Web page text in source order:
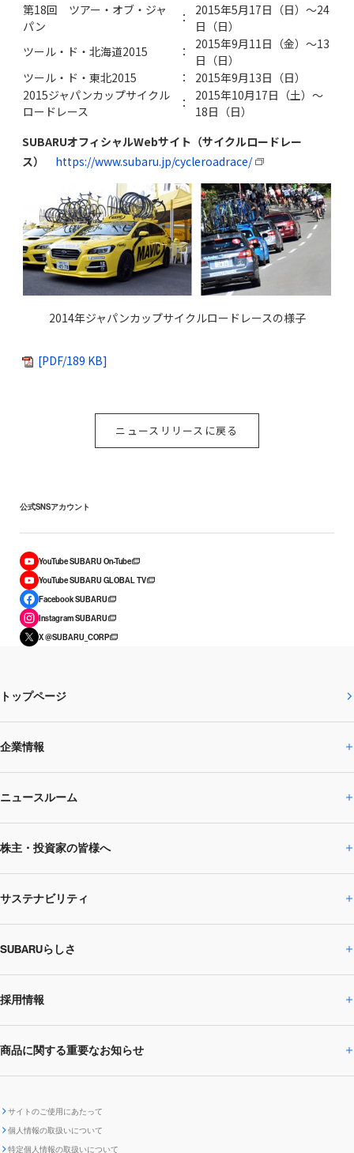
第18回 ツアー・オブ・ジャ
パン
：
2015年5月17日（日）～24
日（日）
ツール・ド・北海道2015
：
2015年9月11日（金）～13
日（日）
ツール・ド・東北2015
：
2015年9月13日（日）
2015ジャパンカップサイクル
ロードレース
：
2015年10月17日（土）～
18日（日）
SUBARUオフィシャルWebサイト（サイクルロードレー
ス） https://www.subaru.jp/cycleroadrace/
2014年ジャパンカップサイクルロードレースの様子
[PDF/189 KB]
ニュースリリースに戻る
公式SNSアカウント
YouTube SUBARU On-Tube
YouTube SUBARU GLOBAL TV
Facebook SUBARU
Instagram SUBARU
X @SUBARU_CORP
トップページ
企業情報
企業情報トップ
SUBARUのありたい姿
SUBARU 2025方針
事業所・関係会社
ニュースルーム
ニュースルームトップ
ニュースリリース
閉じる
株主・投資家の皆様へ
株主・投資家の皆様へトップ
企業・経営
IRライブラリー
株主・投資家サポート
IRカレンダー
サステナビリティ
サステナビリティトップ
CEOサステナビリティ
環境
ガバナンス
SUBARUらしさ
SUBARUらしさトップ
SUBARUびと
SUBARUデザイン
採用情報
採用情報トップ
商品に関する重要なお知らせ
SUBARU ハイブリッド車 レスキュ
サイトのご使用にあたって
個人情報の取扱いについて
特定個人情報の取扱いについて